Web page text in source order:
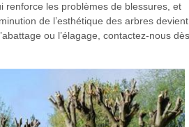
renforce les problèmes de blessures, et
de l’esthétique des arbres devient
ou l’élagage, contactez-nous dès